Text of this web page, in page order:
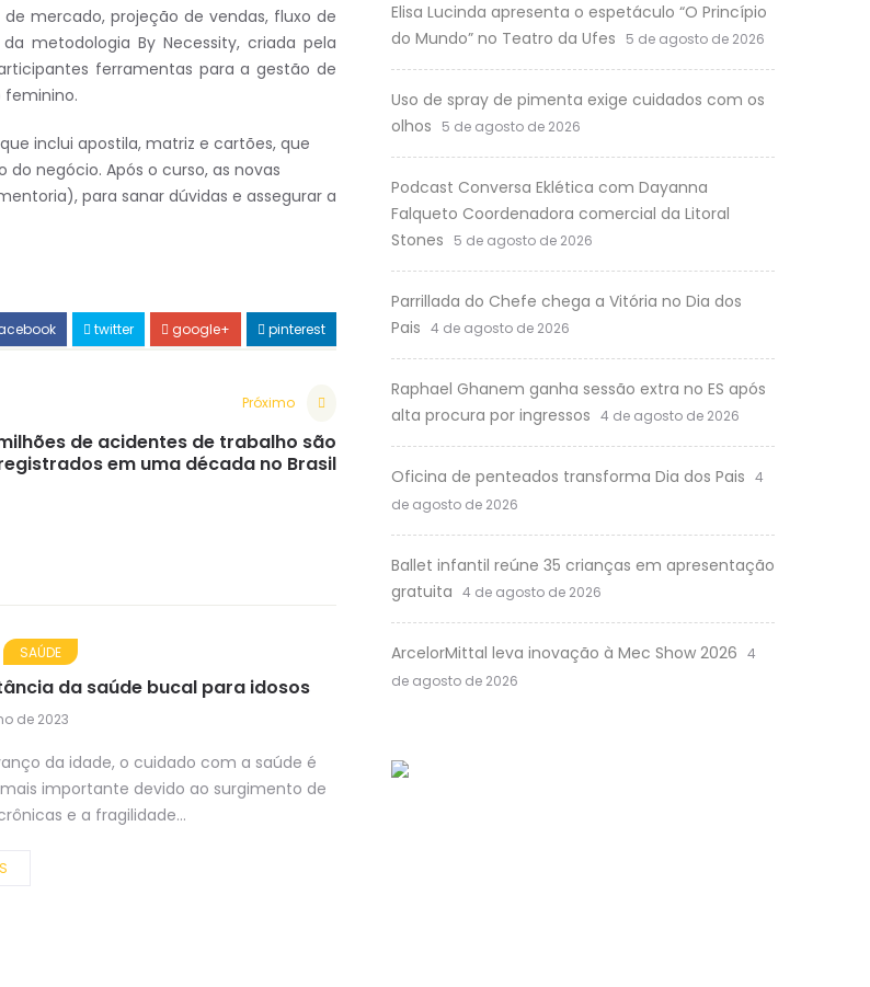
mercado, projeção de vendas, fluxo de
metodologia By Necessity, criada pela
ferramentas para a gestão de
feminino.
inclui apostila, matriz e cartões, que
negócio. Após o curso, as novas
para sanar dúvidas e assegurar a
twitter google+ pinterest
Próximo
de acidentes de trabalho são
em uma década no Brasil
SAÚDE
da saúde bucal para idosos
de 2023
da idade, o cuidado com a saúde é
importante devido ao surgimento de
e a fragilidade...
Elisa Lucinda apresenta o espetáculo “O Princípio
do Mundo” no Teatro da Ufes
5 de agosto de 2026
Uso de spray de pimenta exige cuidados com os
olhos
5 de agosto de 2026
Podcast Conversa Eklética com Dayanna
Falqueto Coordenadora comercial da Litoral
Stones
5 de agosto de 2026
Parrillada do Chefe chega a Vitória no Dia dos
Pais 4 de agosto de 2026
Raphael Ghanem ganha sessão extra no ES após
alta procura por ingressos 4 de agosto de 2026
Oficina de penteados transforma Dia dos Pais 4
de agosto de 2026
Ballet infantil reúne 35 crianças em apresentação
gratuita 4 de agosto de 2026
ArcelorMittal leva inovação à Mec Show 2026 4
de agosto de 2026